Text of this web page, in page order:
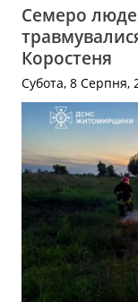
Семеро
Коростеня
Субота, 8 Серпня,